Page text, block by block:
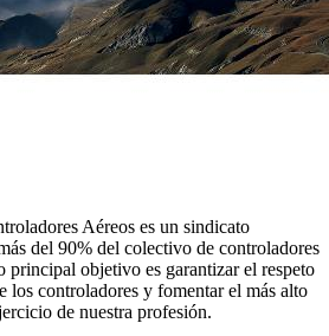
Aéreos es un sindicato
del 90% del colectivo de controladores
principal objetivo es garantizar el respeto
los controladores y fomentar el más alto
de nuestra profesión.